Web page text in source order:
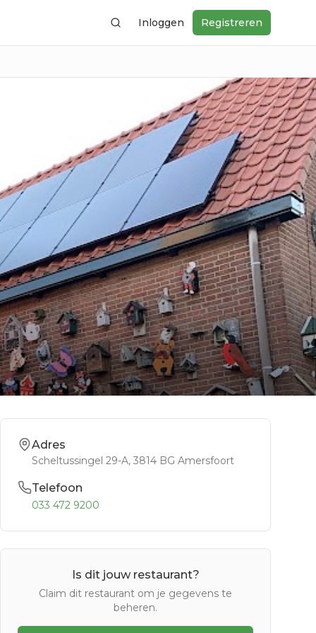
ZoekenInloggen Registreren
Adres
Scheltussingel 29-A, 3814 BG Amersfoort
Telefoon
033 472 9200
Is dit jouw restaurant?
Claim dit restaurant om je gegevens te
beheren.